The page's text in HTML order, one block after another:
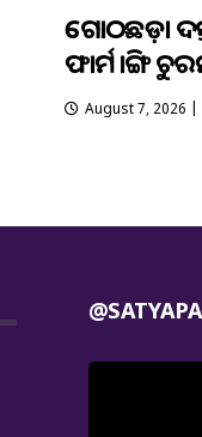
ଗୋଠଛଡ଼ା
ଫାର୍ମ ଭାଙ୍ଗି
August 7, 2026 |